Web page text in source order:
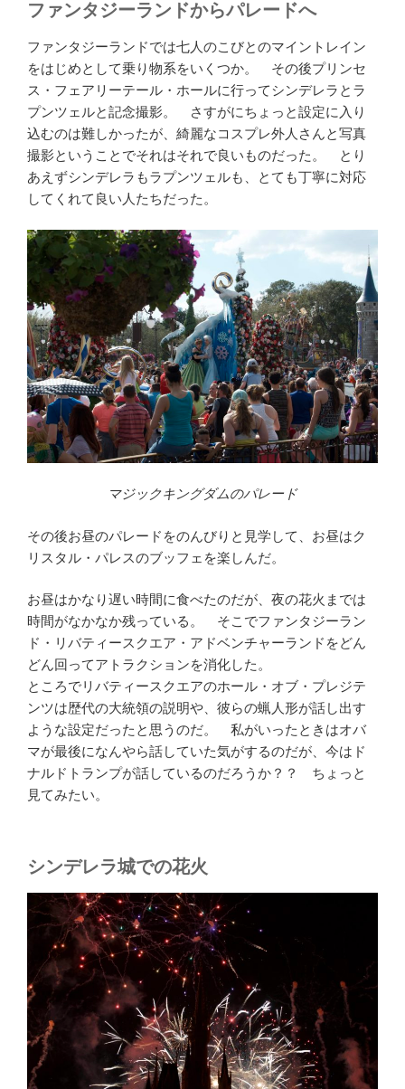
ファンタジーランドからパレードへ
ファンタジーランドでは七人のこびとのマイントレイン
をはじめとして乗り物系をいくつか。 その後プリンセ
ス・フェアリーテール・ホールに行ってシンデレラとラ
プンツェルと記念撮影。 さすがにちょっと設定に入り
込むのは難しかったが、綺麗なコスプレ外人さんと写真
撮影ということでそれはそれで良いものだった。 とり
あえずシンデレラもラプンツェルも、とても丁寧に対応
してくれて良い人たちだった。
マジックキングダムのパレード
その後お昼のパレードをのんびりと見学して、お昼はク
リスタル・パレスのブッフェを楽しんだ。
お昼はかなり遅い時間に食べたのだが、夜の花火までは
時間がなかなか残っている。 そこでファンタジーラン
ド・リバティースクエア・アドベンチャーランドをどん
どん回ってアトラクションを消化した。
ところでリバティースクエアのホール・オブ・プレジテ
ンツは歴代の大統領の説明や、彼らの蝋人形が話し出す
ような設定だったと思うのだ。 私がいったときはオバ
マが最後になんやら話していた気がするのだが、今はド
ナルドトランプが話しているのだろうか？？ ちょっと
見てみたい。
シンデレラ城での花火